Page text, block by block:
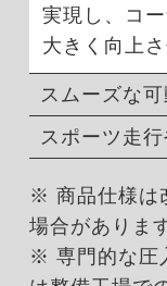
実現し、コ
大きく向上さ
スムーズな
スポーツ走
※ 商品仕様は
場合がありま
※ 専門的な圧